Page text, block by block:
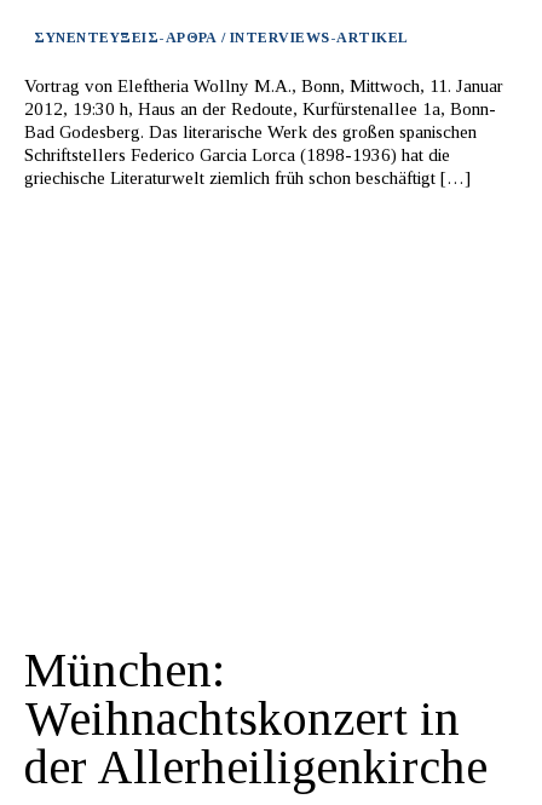
ΣΥΝΕΝΤΕΥΞΕΙΣ-ΑΡΘΡΑ / INTERVIEWS-ARTIKEL
Vortrag von Eleftheria Wollny M.A., Bonn, Mittwoch, 11. Januar
2012, 19:30 h, Haus an der Redoute, Kurfürstenallee 1a, Bonn-
Bad Godesberg. Das literarische Werk des großen spanischen
Schriftstellers Federico Garcia Lorca (1898-1936) hat die
griechische Literaturwelt ziemlich früh schon beschäftigt […]
München:
Weihnachtskonzert in
der Allerheiligenkirche